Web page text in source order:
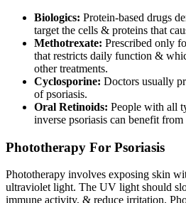
Biologics: Protein-based drugs
target the cells & proteins that
Methotrexate: Prescribed only
that restricts daily function &
other treatments.
Cyclosporine: Doctors usually
of psoriasis.
Oral Retinoids: People with all
inverse psoriasis can benefit
Phototherapy For Psoriasis
Phototherapy involves exposing skin
ultraviolet light. The UV light should
immune activity, & reduce irritation.